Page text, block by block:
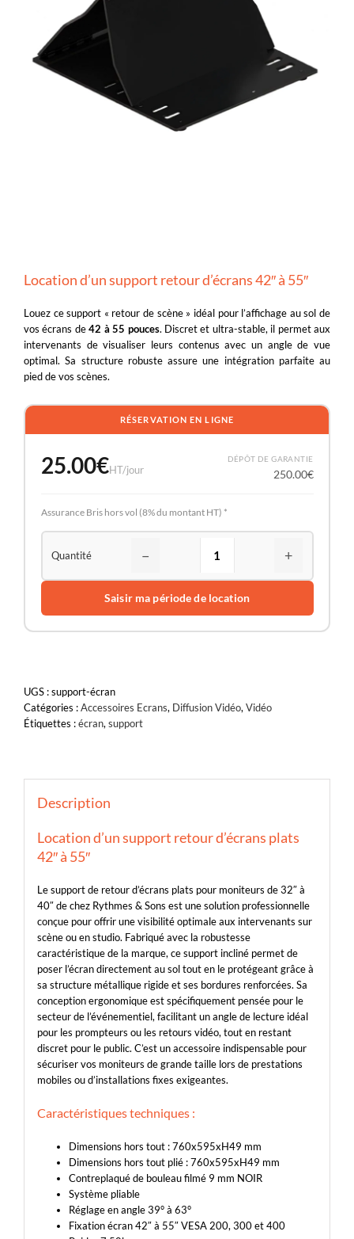
Location d’un support retour d’écrans 42″ à 55″
Louez ce support « retour de scène » idéal pour l’affichage au sol de
vos écrans de42 à 55 pouces. Discret et ultra-stable, il permet aux
intervenants de visualiser leurs contenus avec un angle de vue
optimal. Sa structure robuste assure une intégration parfaite au
pied de vos scènes.
RÉSERVATION EN LIGNE
25.00€HT/jour
DÉPÔT DE GARANTIE
250.00€
Assurance Bris hors vol (8% du montant HT) *
− +
Saisir ma période de location
UGS :support-écran
Catégories :Accessoires Ecrans, Diffusion Vidéo, Vidéo
Étiquettes :écran, support
Description
Location d’un support retour d’écrans plats
42″ à 55″
Le support de retour d’écrans plats pour moniteurs de 32″ à
40″ de chez Rythmes & Sons est une solution professionnelle
conçue pour offrir une visibilité optimale aux intervenants sur
scène ou en studio. Fabriqué avec la robustesse
caractéristique de la marque, ce support incliné permet de
poser l’écran directement au sol tout en le protégeant grâce à
sa structure métallique rigide et ses bordures renforcées. Sa
conception ergonomique est spécifiquement pensée pour le
secteur de l’événementiel, facilitant un angle de lecture idéal
pour les prompteurs ou les retours vidéo, tout en restant
discret pour le public. C’est un accessoire indispensable pour
sécuriser vos moniteurs de grande taille lors de prestations
mobiles ou d’installations fixes exigeantes.
Caractéristiques techniques :
Dimensions hors tout : 760x595xH49 mm
Dimensions hors tout plié : 760x595xH49 mm
Contreplaqué de bouleau filmé 9 mm NOIR
Système pliable
Réglage en angle 39° à 63°
Fixation écran 42″ à 55″ VESA 200, 300 et 400